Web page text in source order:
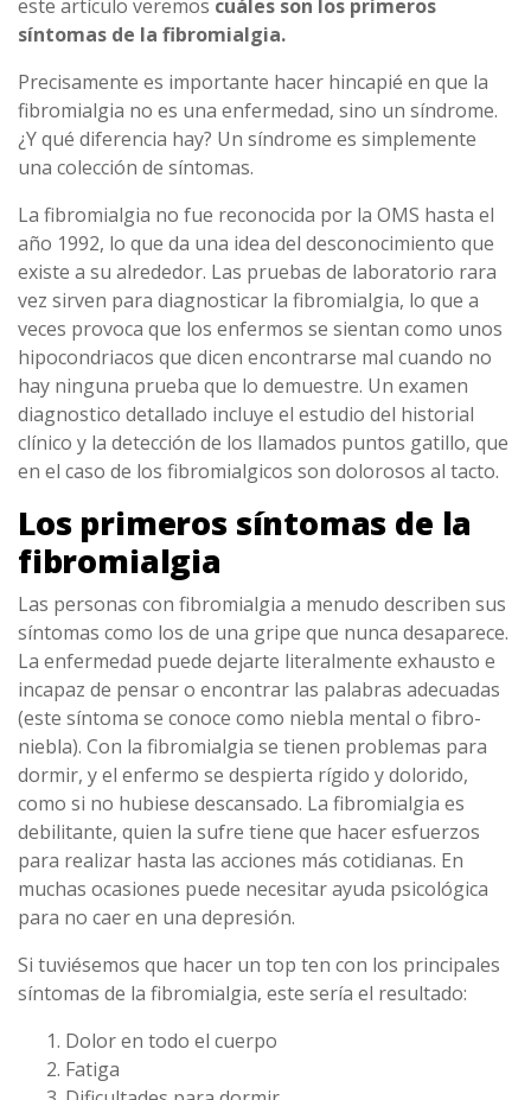
este artículo veremos cuáles son los primeros
síntomas de la fibromialgia.
Precisamente es importante hacer hincapié en que la
fibromialgia no es una enfermedad, sino un síndrome.
¿Y qué diferencia hay? Un síndrome es simplemente
una colección de síntomas.
La fibromialgia no fue reconocida por la OMS hasta el
año 1992, lo que da una idea del desconocimiento que
existe a su alrededor. Las pruebas de laboratorio rara
vez sirven para diagnosticar la fibromialgia, lo que a
veces provoca que los enfermos se sientan como unos
hipocondriacos que dicen encontrarse mal cuando no
hay ninguna prueba que lo demuestre. Un examen
diagnostico detallado incluye el estudio del historial
clínico y la detección de los llamados puntos gatillo, que
en el caso de los fibromialgicos son dolorosos al tacto.
Los primeros síntomas de la
fibromialgia
Las personas con fibromialgia a menudo describen sus
síntomas como los de una gripe que nunca desaparece.
La enfermedad puede dejarte literalmente exhausto e
incapaz de pensar o encontrar las palabras adecuadas
(este síntoma se conoce como niebla mental o fibro-
niebla). Con la fibromialgia se tienen problemas para
dormir, y el enfermo se despierta rígido y dolorido,
como si no hubiese descansado. La fibromialgia es
debilitante, quien la sufre tiene que hacer esfuerzos
para realizar hasta las acciones más cotidianas. En
muchas ocasiones puede necesitar ayuda psicológica
para no caer en una depresión.
Si tuviésemos que hacer un top ten con los principales
síntomas de la fibromialgia, este sería el resultado:
Dolor en todo el cuerpo
Fatiga